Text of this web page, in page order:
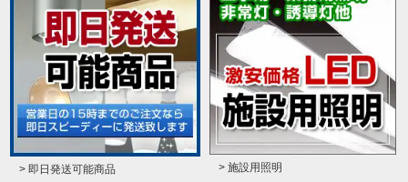
> 即日発送可能商品 > 施設用照明